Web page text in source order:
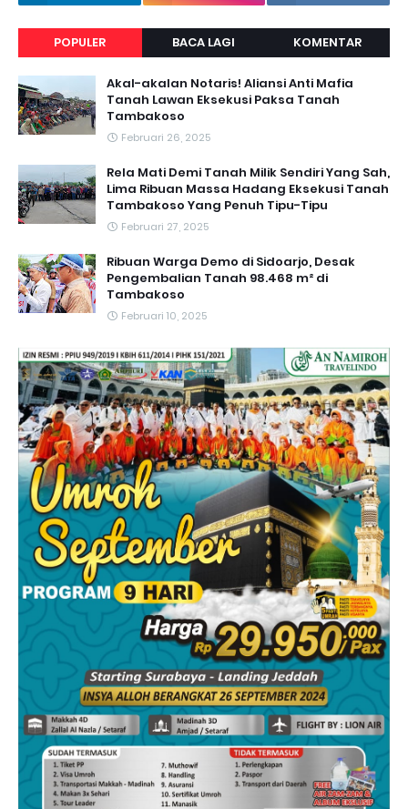
POPULER BACA LAGI KOMENTAR
Akal-akalan Notaris! Aliansi Anti Mafia
Tanah Lawan Eksekusi Paksa Tanah
Tambakoso
Februari 26, 2025
Rela Mati Demi Tanah Milik Sendiri Yang Sah,
Lima Ribuan Massa Hadang Eksekusi Tanah
Tambakoso Yang Penuh Tipu-Tipu
Februari 27, 2025
Ribuan Warga Demo di Sidoarjo, Desak
Pengembalian Tanah 98.468 m² di
Tambakoso
Februari 10, 2025